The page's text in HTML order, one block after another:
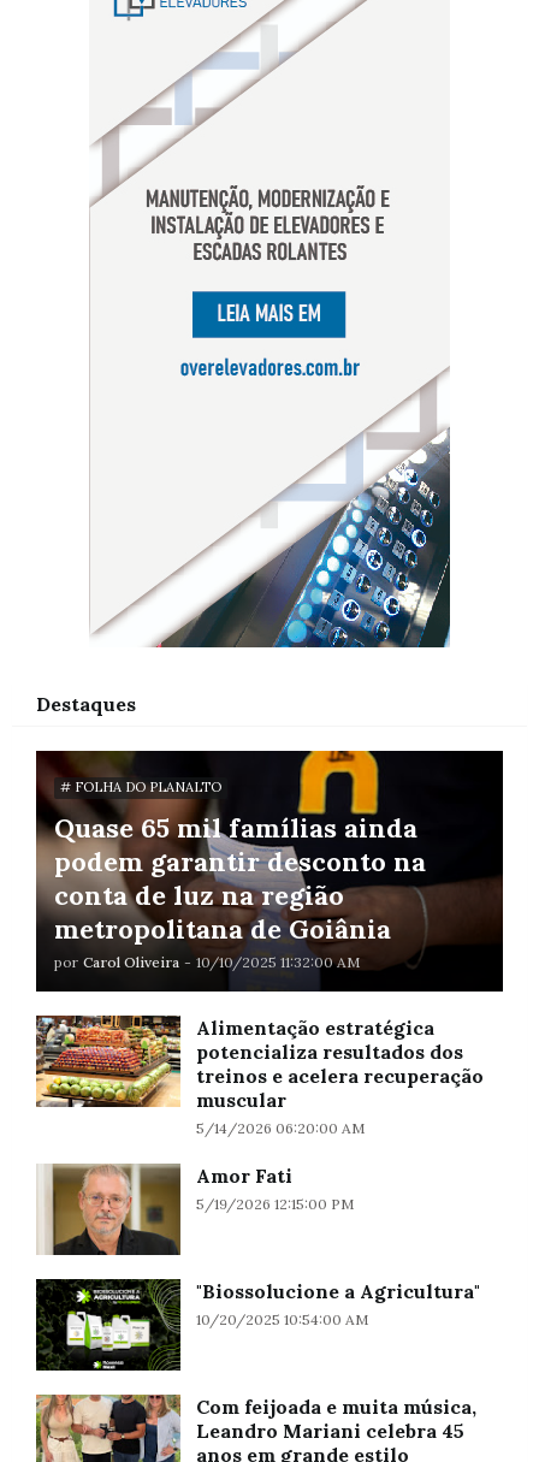
Destaques
# FOLHA DO PLANALTO
Quase 65 mil famílias ainda
podem garantir desconto na
conta de luz na região
metropolitana de Goiânia
por Carol Oliveira - 10/10/2025 11:32:00 AM
Alimentação estratégica
potencializa resultados dos
treinos e acelera recuperação
muscular
5/14/2026 06:20:00 AM
Amor Fati
5/19/2026 12:15:00 PM
"Biossolucione a Agricultura"
10/20/2025 10:54:00 AM
Com feijoada e muita música,
Leandro Mariani celebra 45
anos em grande estilo